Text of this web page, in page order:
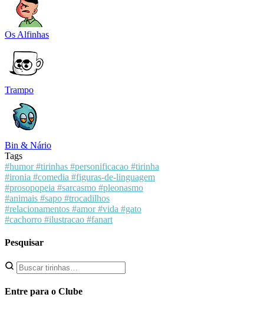
Os Alfinhas
Trampo
Bin & Nário
Tags
#humor#tirinhas #personificacao #tirinha
#ironia #comedia #figuras-de-linguagem
#prosopopeia #sarcasmo #pleonasmo
#animais #sapo #trocadilhos
#relacionamentos #amor#vida #gato
#cachorro #ilustracao #fanart
Pesquisar
Entre para o Clube